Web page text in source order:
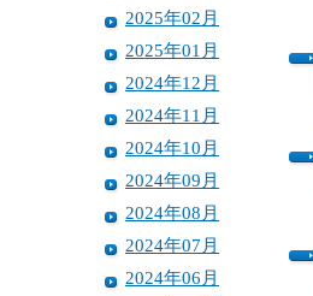
2025年02月
2025年01月
2024年12月
2024年11月
2024年10月
2024年09月
2024年08月
2024年07月
2024年06月